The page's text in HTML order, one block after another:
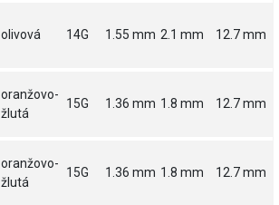
olivová 14G 1.55 mm 2.1 mm 12.7 mm
oranžovo-
žlutá
15G 1.36 mm 1.8 mm 12.7 mm
oranžovo-
žlutá
15G 1.36 mm 1.8 mm 12.7 mm